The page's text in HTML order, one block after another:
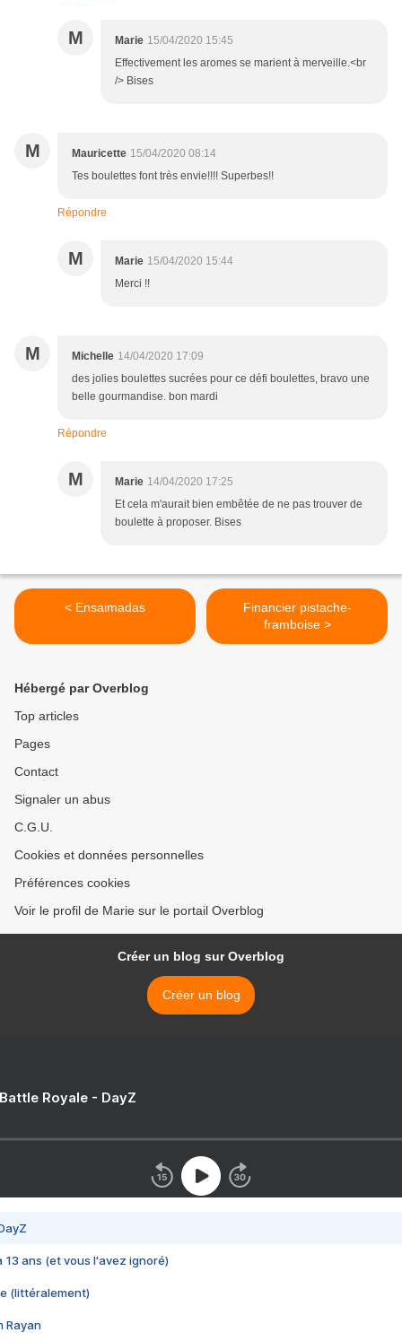
M Marie 15/04/2020 15:45
Effectivement les aromes se marient à merveille.<br
/> Bises
M Mauricette 15/04/2020 08:14
Tes boulettes font très envie!!!! Superbes!!
Répondre
M Marie 15/04/2020 15:44
Merci !!
M Michelle 14/04/2020 17:09
des jolies boulettes sucrées pour ce défi boulettes, bravo une
belle gourmandise. bon mardi
Répondre
M Marie 14/04/2020 17:25
Et cela m'aurait bien embêtée de ne pas trouver de
boulette à proposer. Bises
< Ensaimadas
Financier pistache-
framboise >
Hébergé par Overblog
Top articles
Pages
Contact
Signaler un abus
C.G.U.
Cookies et données personnelles
Préférences cookies
Voir le profil de Marie sur le portail Overblog
Créer un blog sur Overblog
Créer un blog
Royale - DayZ
13 ans (et vous l'avez ignoré)
(littéralement)
Rayan